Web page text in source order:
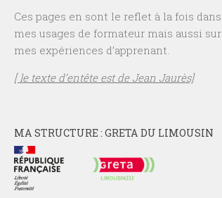
Ces pages en sont le reflet à la fois dans
mes usages de formateur mais aussi sur
mes expériences d’apprenant.
[ le texte d’entête est de Jean Jaurès]
MA STRUCTURE : GRETA DU LIMOUSIN